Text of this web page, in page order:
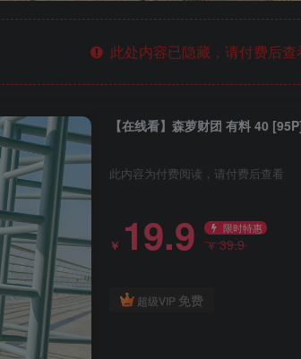
此处内容已隐藏，请付费后查
【在线看】森萝财团 有料 40
此内容为付费阅读，请付费后查看
￥ 19.9 限时特惠
￥39.9
超级VIP 免费